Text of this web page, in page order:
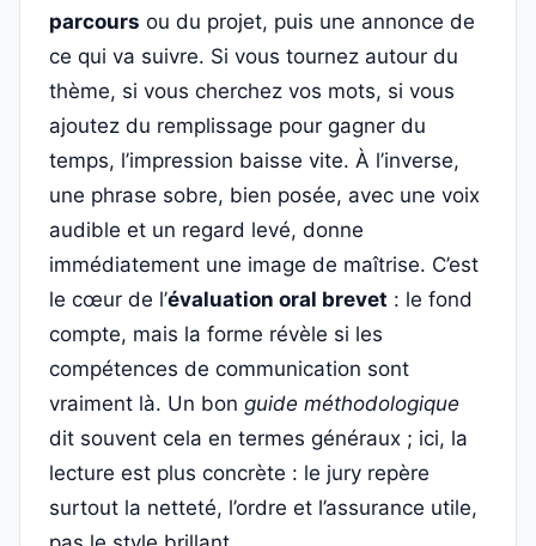
parcours ou du projet, puis une annonce de
ce qui va suivre. Si vous tournez autour du
thème, si vous cherchez vos mots, si vous
ajoutez du remplissage pour gagner du
temps, l’impression baisse vite. À l’inverse,
une phrase sobre, bien posée, avec une voix
audible et un regard levé, donne
immédiatement une image de maîtrise. C’est
le cœur de l’évaluation oral brevet : le fond
compte, mais la forme révèle si les
compétences de communication sont
vraiment là. Un bon guide méthodologique
dit souvent cela en termes généraux ; ici, la
lecture est plus concrète : le jury repère
surtout la netteté, l’ordre et l’assurance utile,